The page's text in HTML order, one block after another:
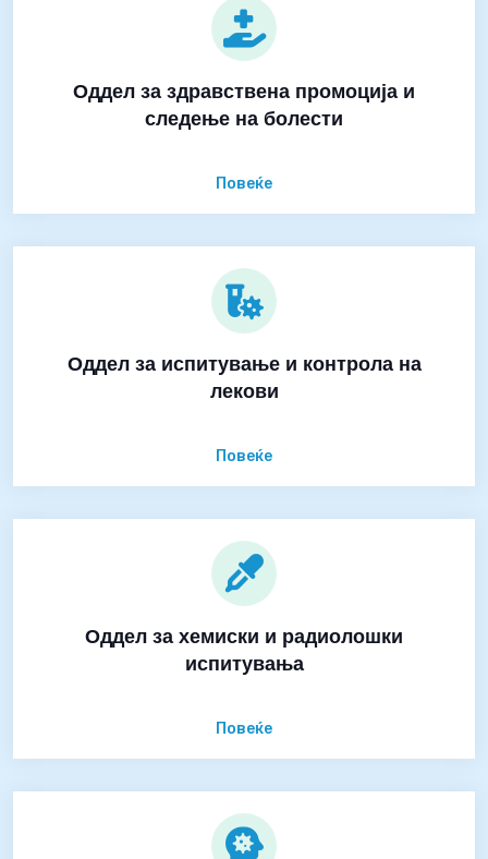
Оддел за здравствена промоција и
следење на болести
Повеќе
Оддел за испитување и контрола на
лекови
Повеќе
Оддел за хемиски и радиолошки
испитувања
Повеќе